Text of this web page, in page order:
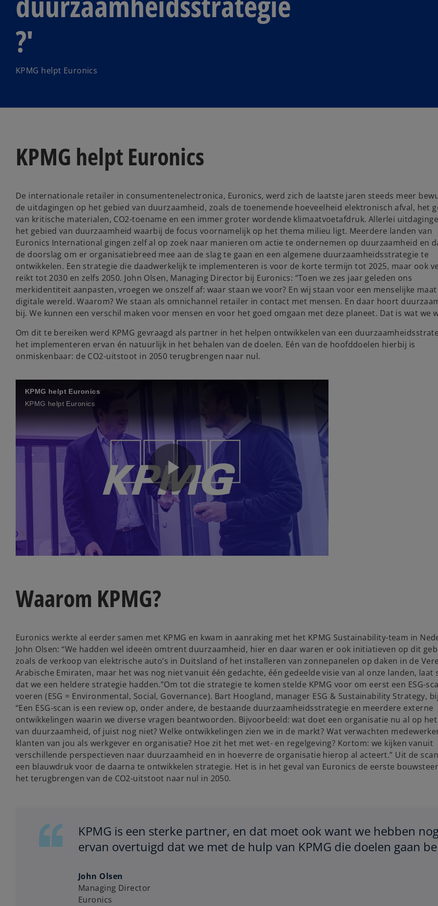
?'
KPMG helpt Euronics
KPMG helpt Euronics
De internationale retailer in consumentenelectronica, Euronics, werd zich de laatste jaren steeds meer
de uitdagingen op het gebied van duurzaamheid, zoals de toenemende hoeveelheid elektronisch afval, het
van kritische materialen, CO2-toename en een immer groter wordende klimaatvoetafdruk. Allerlei
het gebied van duurzaamheid waarbij de focus voornamelijk op het thema milieu ligt. Meerdere landen van
Euronics International gingen zelf al op zoek naar manieren om actie te ondernemen op duurzaamheid en
de doorslag om er organisatiebreed mee aan de slag te gaan en een algemene duurzaamheidsstrategie te
ontwikkelen. Een strategie die daadwerkelijk te implementeren is voor de korte termijn tot 2025, maar ook
reikt tot 2030 en zelfs 2050. John Olsen, Managing Director bij Euronics: “Toen we zes jaar geleden ons
merkidentiteit aanpasten, vroegen we onszelf af: waar staan we voor? En wij staan voor een menselijke
digitale wereld. Waarom? We staan als omnichannel retailer in contact met mensen. En daar hoort
bij. We kunnen een verschil maken voor mensen en voor het goed omgaan met deze planeet. Dat is wat we
Om dit te bereiken werd KPMG gevraagd als partner in het helpen ontwikkelen van een
het implementeren ervan én natuurlijk in het behalen van de doelen. Eén van de hoofddoelen hierbij is
onmiskenbaar: de CO2-uitstoot in 2050 terugbrengen naar nul.
KPMG helpt Euronics
KPMG helpt Euronics
P
y
V
i
d
e
Waarom KPMG?
Euronics werkte al eerder samen met KPMG en kwam in aanraking met het KPMG Sustainability-team in
John Olsen: “We hadden wel ideeën omtrent duurzaamheid, hier en daar waren er ook initiatieven op dit
zoals de verkoop van elektrische auto’s in Duitsland of het installeren van zonnepanelen op daken in de
Arabische Emiraten, maar het was nog niet vanuit één gedachte, één gedeelde visie van al onze landen, laat
dat we een heldere strategie hadden.”Om tot die strategie te komen stelde KPMG voor om eerst een ESG-
voeren (ESG = Environmental, Social, Governance). Bart Hoogland, manager ESG & Sustainability Strategy,
“Een ESG-scan is een review op, onder andere, de bestaande duurzaamheidsstrategie en meerdere externe
ontwikkelingen waarin we diverse vragen beantwoorden. Bijvoorbeeld: wat doet een organisatie nu al op
van duurzaamheid, of juist nog niet? Welke ontwikkelingen zien we in de markt? Wat verwachten
klanten van jou als werkgever en organisatie? Hoe zit het met wet- en regelgeving? Kortom: we kijken vanuit
verschillende perspectieven naar duurzaamheid en in hoeverre de organisatie hierop al acteert.” Uit de
een blauwdruk voor de daarna te ontwikkelen strategie. Het is in het geval van Euronics de eerste
het terugbrengen van de CO2-uitstoot naar nul in 2050.
KPMG is een sterke partner, en dat moet ook want we hebben
ervan overtuigd dat we met de hulp van KPMG die doelen gaan
John Olsen
Managing Director
Euronics